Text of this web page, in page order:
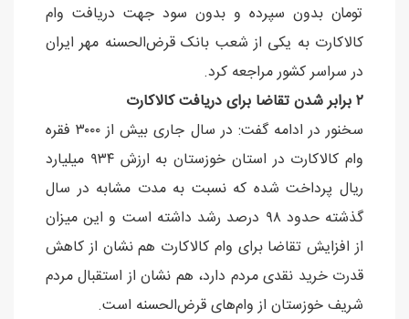
تومان بدون سپرده و بدون سود جهت دریافت وام
کالاکارت به یکی از شعب بانک قرض‌الحسنه مهر ایران
در سراسر کشور مراجعه کرد.
۲ برابر شدن تقاضا برای دریافت کالاکارت
سخنور در ادامه گفت: در سال جاری بیش از ۳۰۰۰ فقره
وام کالاکارت در استان خوزستان به ارزش ۹۳۴ میلیارد
ریال پرداخت شده که نسبت به مدت مشابه در سال
گذشته حدود ۹۸ درصد رشد داشته است و این میزان
از افزایش تقاضا برای وام کالاکارت هم نشان از کاهش
قدرت خرید نقدی مردم دارد، هم نشان از استقبال مردم
شریف خوزستان از وام‌های قرض‌الحسنه است.